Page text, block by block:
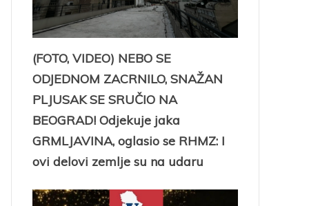
(FOTO, VIDEO) NEBO SE
ODJEDNOM ZACRNILO, SNAŽAN
PLJUSAK SE SRUČIO NA
BEOGRAD! Odjekuje jaka
GRMLJAVINA, oglasio se RHMZ: I
ovi delovi zemlje su na udaru